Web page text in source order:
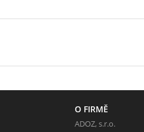
O FIRMĚ
ADOZ, s.r.o.